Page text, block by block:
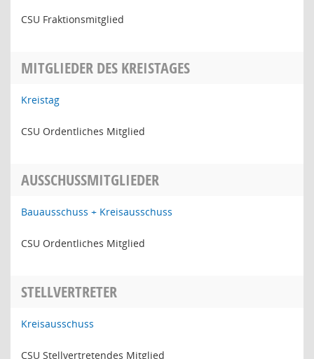
CSU Fraktionsmitglied
MITGLIEDER DES KREISTAGES
Kreistag
CSU Ordentliches Mitglied
AUSSCHUSSMITGLIEDER
Bauausschuss + Kreisausschuss
CSU Ordentliches Mitglied
STELLVERTRETER
Kreisausschuss
CSU Stellvertretendes Mitglied